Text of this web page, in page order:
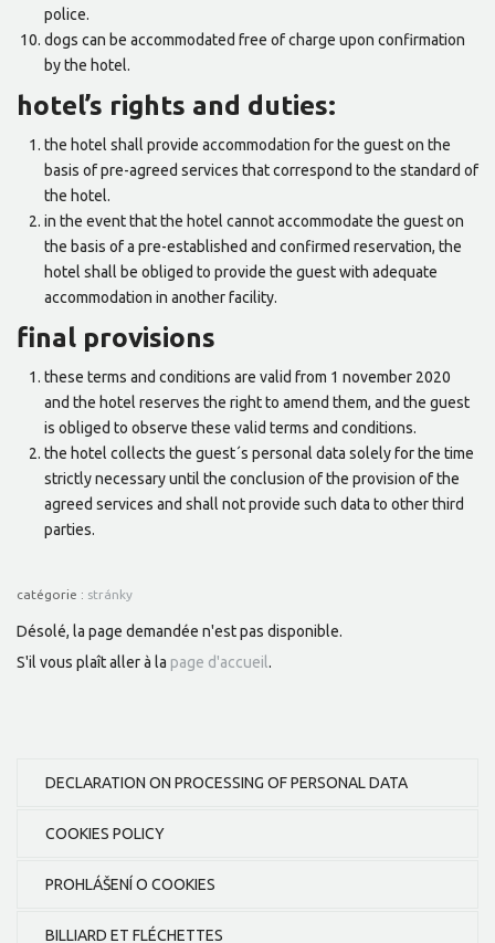
police.
dogs can be accommodated free of charge upon confirmation
by the hotel.
hotel’s rights and duties:
the hotel shall provide accommodation for the guest on the
basis of pre-agreed services that correspond to the standard of
the hotel.
in the event that the hotel cannot accommodate the guest on
the basis of a pre-established and confirmed reservation, the
hotel shall be obliged to provide the guest with adequate
accommodation in another facility.
final provisions
these terms and conditions are valid from 1 november 2020
and the hotel reserves the right to amend them, and the guest
is obliged to observe these valid terms and conditions.
the hotel collects the guest´s personal data solely for the time
strictly necessary until the conclusion of the provision of the
agreed services and shall not provide such data to other third
parties.
catégorie : stránky
Désolé, la page demandée n'est pas disponible.
S'il vous plaît aller à la page d'accueil.
DECLARATION ON PROCESSING OF PERSONAL DATA
COOKIES POLICY
PROHLÁŠENÍ O COOKIES
BILLIARD ET FLÉCHETTES